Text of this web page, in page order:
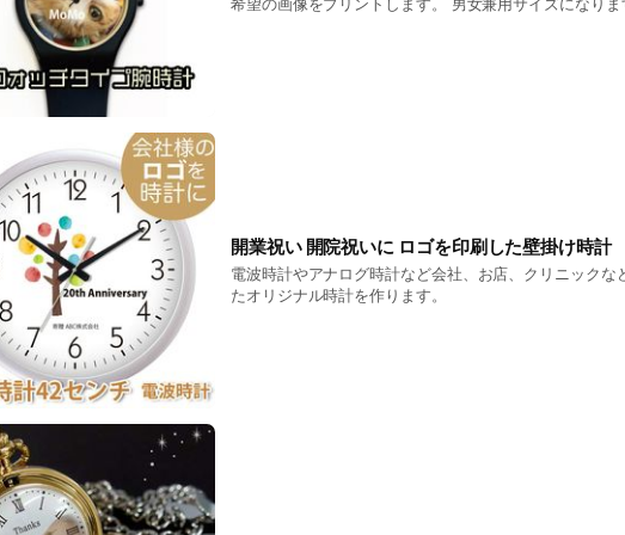
開業祝い 開院祝いに ロゴを印刷した壁掛け時計
電波時計やアナログ時計など会社、お店、クリニックな
たオリジナル時計を作ります。